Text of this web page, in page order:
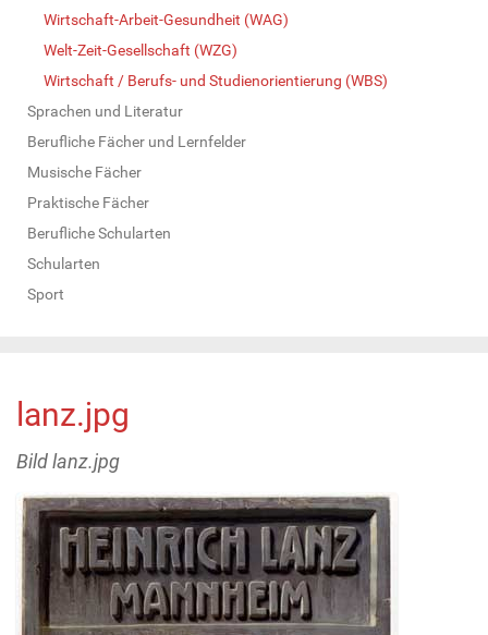
Wirtschaft-Arbeit-Gesundheit (WAG)
Welt-Zeit-Gesellschaft (WZG)
Wirtschaft / Berufs- und Studienorientierung (WBS)
Sprachen und Literatur
Berufliche Fächer und Lernfelder
Musische Fächer
Praktische Fächer
Berufliche Schularten
Schularten
Sport
lanz.jpg
Bild lanz.jpg